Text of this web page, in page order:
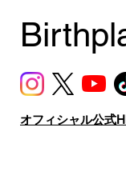
オフィシャル公式